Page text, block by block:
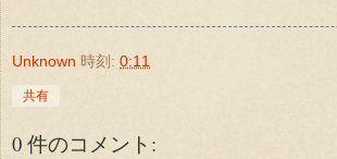
Unknown 時刻: 0:11
共有
0 件のコメント: